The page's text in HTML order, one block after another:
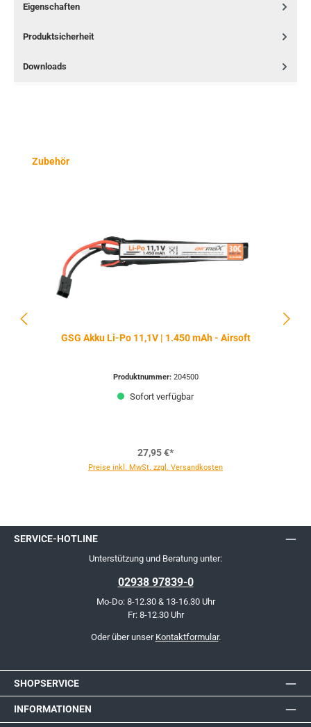
Eigenschaften
Produktsicherheit
Downloads
Produktgalerie überspringen
Zubehör
GSG Akku Li-Po 11,1V | 1.450 mAh - Airsoft
Produktnummer: 204500
Sofort verfügbar
27,95 €*
Preise inkl. MwSt. zzgl. Versandkosten
SERVICE-HOTLINE
Unterstützung und Beratung unter:
02938 97839-0
Mo-Do: 8-12.30 & 13-16.30 Uhr
Fr: 8-12.30 Uhr
Oder über unser Kontaktformular.
SHOPSERVICE
INFORMATIONEN